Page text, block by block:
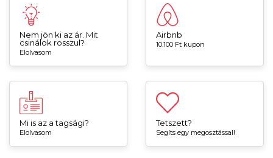
Nem jön ki az ár. Mit
csinálok rosszul?
Elolvasom
Airbnb
10.100 Ft kupon
Mi is az a tagsági?
Elolvasom
Tetszett?
Segíts egy megosztással!